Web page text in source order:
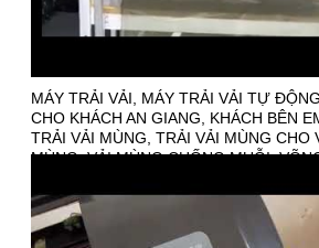
MÁY TRẢI VẢI, MÁY TRẢI VẢI TỰ
CHO KHÁCH AN GIANG, KHÁCH BÊN
TRẢI VẢI MÙNG, TRẢI VẢI MÙNG CHO
MÙNG, VẢI MÙNG CHỐNG MUỖI,